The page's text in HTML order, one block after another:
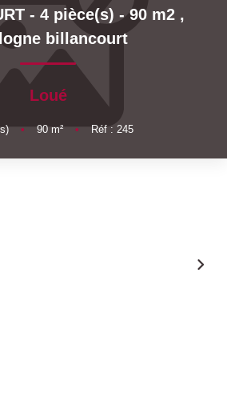
Estimer
Biens Vendus
FAIRE GÉRER
- 4 pièce(s) - 90 m2 ,
billancourt
Loué
• 90m² • Réf : 245